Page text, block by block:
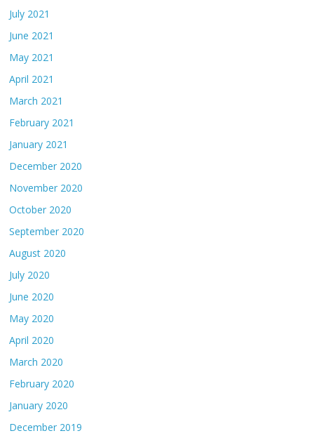
July 2021
June 2021
May 2021
April 2021
March 2021
February 2021
January 2021
December 2020
November 2020
October 2020
September 2020
August 2020
July 2020
June 2020
May 2020
April 2020
March 2020
February 2020
January 2020
December 2019